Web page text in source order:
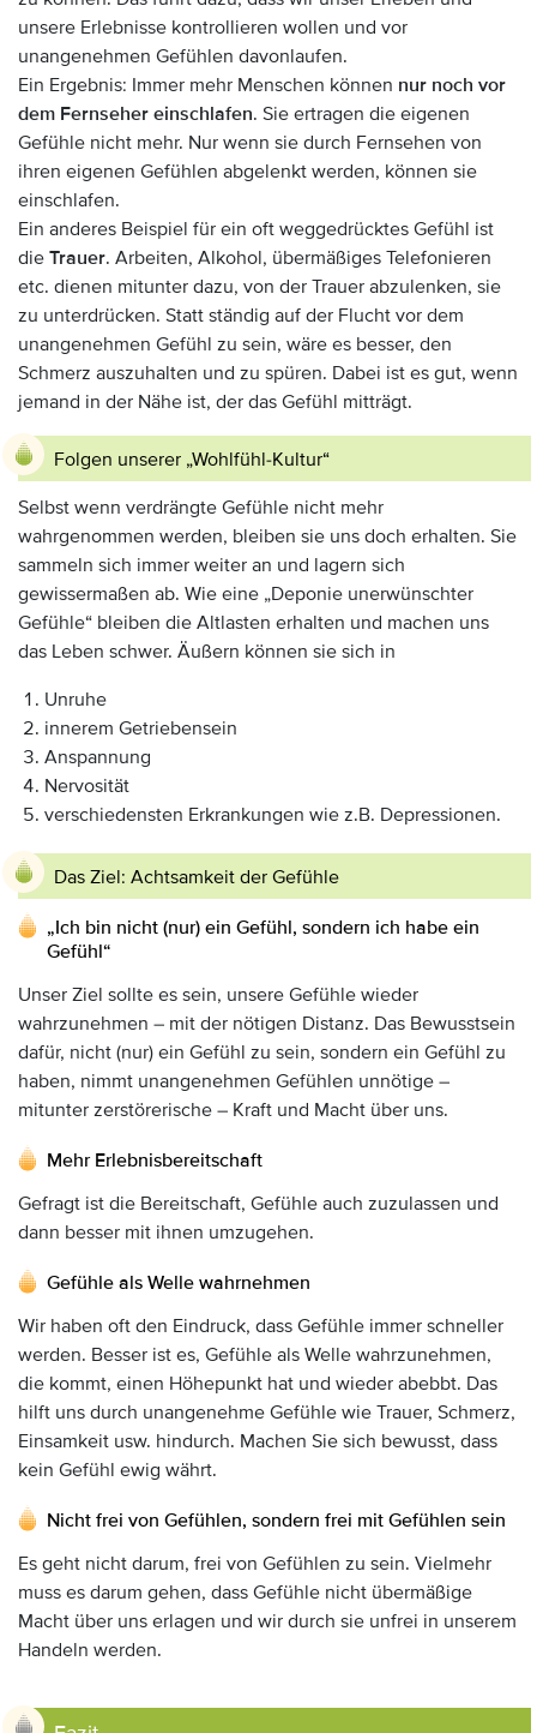
unsere Erlebnisse kontrollieren wollen und vor
unangenehmen Gefühlen davonlaufen.
Ein Ergebnis: Immer mehr Menschen können nur noch vor
dem Fernseher einschlafen. Sie ertragen die eigenen
Gefühle nicht mehr. Nur wenn sie durch Fernsehen von
ihren eigenen Gefühlen abgelenkt werden, können sie
einschlafen.
Ein anderes Beispiel für ein oft weggedrücktes Gefühl ist
die Trauer. Arbeiten, Alkohol, übermäßiges Telefonieren
etc. dienen mitunter dazu, von der Trauer abzulenken, sie
zu unterdrücken. Statt ständig auf der Flucht vor dem
unangenehmen Gefühl zu sein, wäre es besser, den
Schmerz auszuhalten und zu spüren. Dabei ist es gut, wenn
jemand in der Nähe ist, der das Gefühl mitträgt.
Folgen unserer „Wohlfühl-Kultur“
Selbst wenn verdrängte Gefühle nicht mehr
wahrgenommen werden, bleiben sie uns doch erhalten. Sie
sammeln sich immer weiter an und lagern sich
gewissermaßen ab. Wie eine „Deponie unerwünschter
Gefühle“ bleiben die Altlasten erhalten und machen uns
das Leben schwer. Äußern können sie sich in
Unruhe
innerem Getriebensein
Anspannung
Nervosität
verschiedensten Erkrankungen wie z.B. Depressionen.
Das Ziel: Achtsamkeit der Gefühle
„Ich bin nicht (nur) ein Gefühl, sondern ich habe ein
Gefühl“
Unser Ziel sollte es sein, unsere Gefühle wieder
wahrzunehmen – mit der nötigen Distanz. Das Bewusstsein
dafür, nicht (nur) ein Gefühl zu sein, sondern ein Gefühl zu
haben, nimmt unangenehmen Gefühlen unnötige –
mitunter zerstörerische – Kraft und Macht über uns.
Mehr Erlebnisbereitschaft
Gefragt ist die Bereitschaft, Gefühle auch zuzulassen und
dann besser mit ihnen umzugehen.
Gefühle als Welle wahrnehmen
Wir haben oft den Eindruck, dass Gefühle immer schneller
werden. Besser ist es, Gefühle als Welle wahrzunehmen,
die kommt, einen Höhepunkt hat und wieder abebbt. Das
hilft uns durch unangenehme Gefühle wie Trauer, Schmerz,
Einsamkeit usw. hindurch. Machen Sie sich bewusst, dass
kein Gefühl ewig währt.
Nicht frei von Gefühlen, sondern frei mit Gefühlen sein
Es geht nicht darum, frei von Gefühlen zu sein. Vielmehr
muss es darum gehen, dass Gefühle nicht übermäßige
Macht über uns erlagen und wir durch sie unfrei in unserem
Handeln werden.